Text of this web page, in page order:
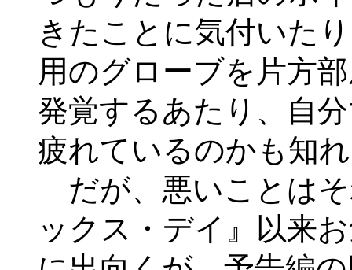
きたことに気付いた
用のグローブを片方
発覚するあたり、自
疲れているのかも知
だが、悪いことは
ックス・デイ』以来